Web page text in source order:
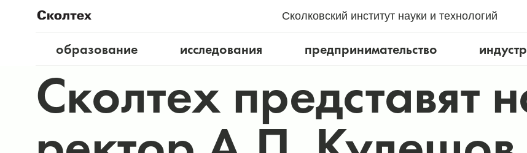
Сколковский институт науки и технологий
образование
исследования предпринимательство
Сколтех представят